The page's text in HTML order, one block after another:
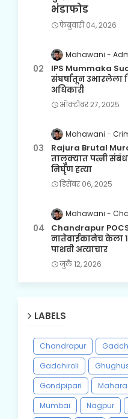
भंडाफोड
फेब्रुवारी ०४, २०२६
Mahawani
IPS Mummaka
संघर्षातून उभारलेला
अधिकारी
ऑक्टोबर २७, २०२५
Mahawani
Rajura Brutal
तालुक्यात पत्नी
निर्घृण हत्या
डिसेंबर ०६, २०२५
Mahawani
Chandrapur
नातेवाईकानेच केला
पाशवी अत्याचार
जुलै १२, २०२६
LABELS
Chandrapur
Gadchiroli
Gondpipari
Mumbai
Nagpur